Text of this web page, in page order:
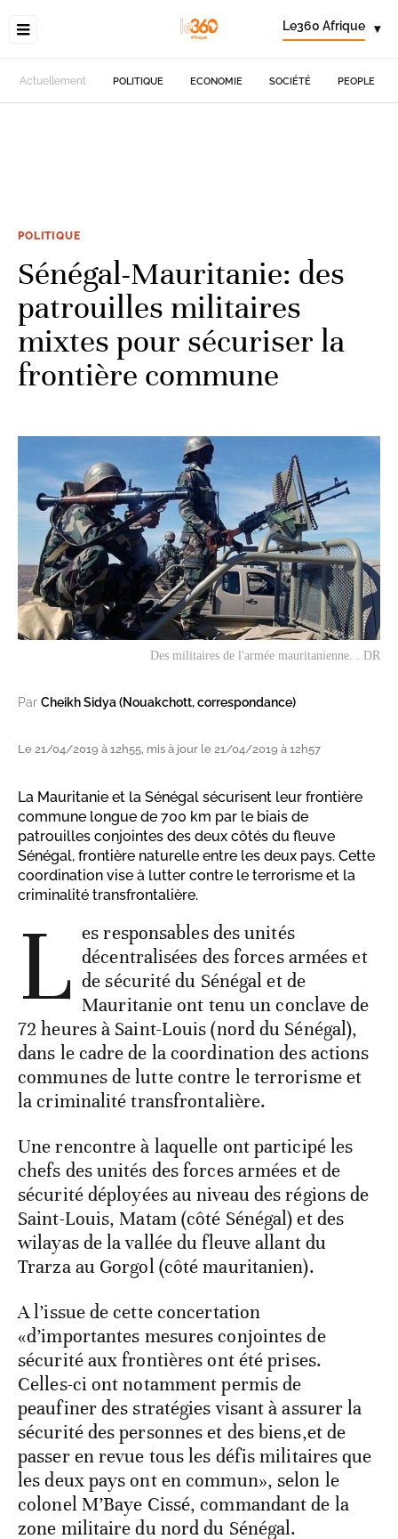
Le360 Afrique ▾
Actuellement POLITIQUE ECONOMIE SOCIÉTÉ PEOPLE
POLITIQUE
Sénégal-Mauritanie: des
patrouilles militaires
mixtes pour sécuriser la
frontière commune
Des militaires de l'armée mauritanienne. . DR
Par Cheikh Sidya (Nouakchott, correspondance)
Le 21/04/2019 à 12h55, mis à jour le 21/04/2019 à 12h57
La Mauritanie et la Sénégal sécurisent leur frontière
commune longue de 700 km par le biais de
patrouilles conjointes des deux côtés du fleuve
Sénégal, frontière naturelle entre les deux pays. Cette
coordination vise à lutter contre le terrorisme et la
criminalité transfrontalière.
L es responsables des unités
décentralisées des forces armées et
de sécurité du Sénégal et de
Mauritanie ont tenu un conclave de
72 heures à Saint-Louis (nord du Sénégal),
dans le cadre de la coordination des actions
communes de lutte contre le terrorisme et
la criminalité transfrontalière.
Une rencontre à laquelle ont participé les
chefs des unités des forces armées et de
sécurité déployées au niveau des régions de
Saint-Louis, Matam (côté Sénégal) et des
wilayas de la vallée du fleuve allant du
Trarza au Gorgol (côté mauritanien).
A l’issue de cette concertation
«d’importantes mesures conjointes de
sécurité aux frontières ont été prises.
Celles-ci ont notamment permis de
peaufiner des stratégies visant à assurer la
sécurité des personnes et des biens,et de
passer en revue tous les défis militaires que
les deux pays ont en commun», selon le
colonel M’Baye Cissé, commandant de la
zone militaire du nord du Sénégal.